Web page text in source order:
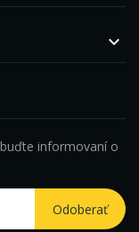

informovaní o
Odoberať